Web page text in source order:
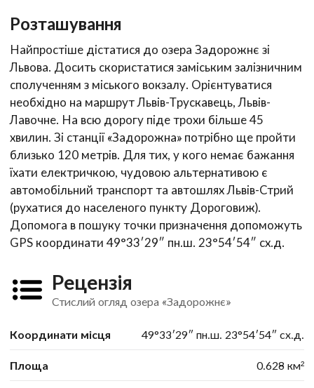
Розташування
Найпростіше дістатися до озера Задорожнє зі
Львова. Досить скористатися заміським залізничним
сполученням з міського вокзалу. Орієнтуватися
необхідно на маршрут Львів-Трускавець, Львів-
Лавочне. На всю дорогу піде трохи більше 45
хвилин. Зі станції «Задорожна» потрібно ще пройти
близько 120 метрів. Для тих, у кого немає бажання
їхати електричкою, чудовою альтернативою є
автомобільний транспорт та автошлях Львів-Стрий
(рухатися до населеного пункту Дороговиж).
Допомога в пошуку точки призначення допоможуть
GPS координати 49°33′29″ пн.ш. 23°54′54″ сх.д.
Рецензія
Стислий огляд озера «Задорожнє»
Координати місця 49°33′29″ пн.ш. 23°54′54″ сх.д.
Площа 0.628 км²